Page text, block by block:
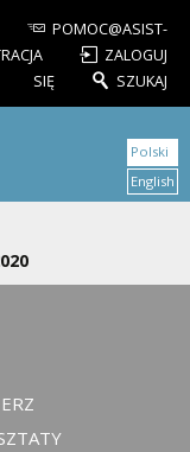
POMOC@ASIST-
ZALOGUJ
SIĘ
SZUKAJ
Polski
English